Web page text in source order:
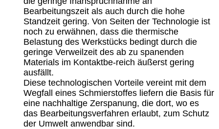
Bearbeitungszeit als auch durch die hohe
Standzeit gering. Von Seiten der Technologie ist
noch zu erwähnen, dass die thermische
Belastung des Werkstücks bedingt durch die
geringe Verweilzeit des ab zu spanenden
Materials im Kontaktbe-reich äußerst gering
ausfällt.
Diese technologischen Vorteile vereint mit dem
Wegfall eines Schmierstoffes liefern die Basis für
eine nachhaltige Zerspanung, die dort, wo es
das Bearbeitungsverfahren erlaubt, zum Schutz
der Umwelt anwendbar sind.